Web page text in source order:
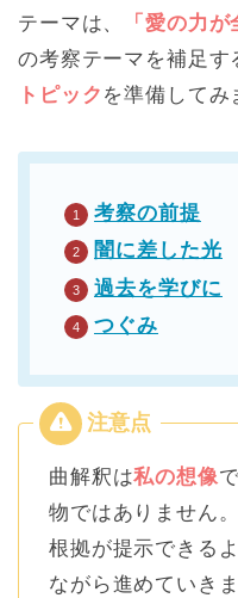
テーマは、
「愛の力が
の考察テーマを補足す
トピック を準備してみ
考察の前提
闇に差した光
過去を学びに
つぐみ
曲解釈は私の想像
物ではありません
根拠が提示できる
ながら進めていき